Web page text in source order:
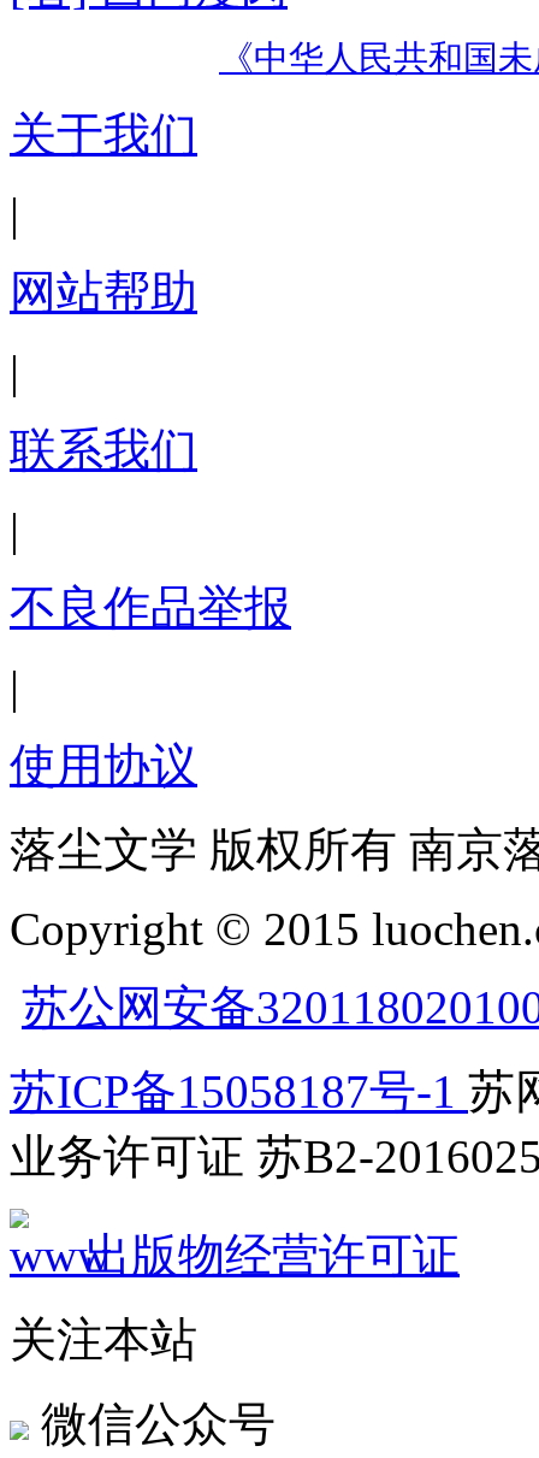
《中华人民共和国
关于我们
|
网站帮助
|
联系我们
|
不良作品举报
|
使用协议
落尘文学 版权所有 南京
Copyright © 2015
苏公网安备
苏ICP备15058187号-1 苏
业务许可证 苏B2-
出版物经营许可证
关注本站
微信公众号